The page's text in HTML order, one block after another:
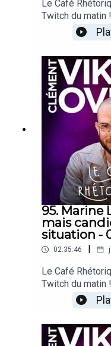
Le Café
Twitch du matin
vendredi à
!Bienvenue
10/07/
twitch.tv/
https://
Instagram :
Threads :
tiktok.com/
discord.gg/
95. Marine
mais
situation -
02:35:46 |
Le Café
Twitch du matin
vendredi à
!Bienvenue
08/07/
twitch.tv/